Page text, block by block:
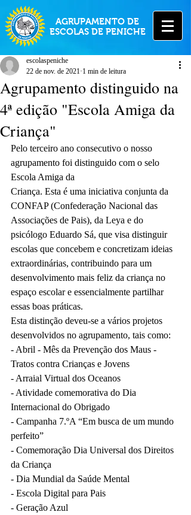
AGRUPAMENTO DE
ESCOLAS DE PENICHE
Agrupamento distinguido na
4ª edição "Escola Amiga da
Criança"
escolaspeniche
22 de nov. de 2021 1 min de leitura
Pelo terceiro ano consecutivo o nosso
agrupamento foi distinguido com o selo
Escola Amiga da
Criança. Esta é uma iniciativa conjunta da
CONFAP (Confederação Nacional das
Associações de Pais), da Leya e do
psicólogo Eduardo Sá, que visa distinguir
escolas que concebem e concretizam ideias
extraordinárias, contribuindo para um
desenvolvimento mais feliz da criança no
espaço escolar e essencialmente partilhar
essas boas práticas.
Esta distinção deveu-se a vários projetos
desenvolvidos no agrupamento, tais como:
- Abril - Mês da Prevenção dos Maus -
Tratos contra Crianças e Jovens
- Arraial Virtual dos Oceanos
- Atividade comemorativa do Dia
Internacional do Obrigado
- Campanha 7.ºA “Em busca de um mundo
perfeito”
- Comemoração Dia Universal dos Direitos
da Criança
- Dia Mundial da Saúde Mental
- Escola Digital para Pais
- Geração Azul